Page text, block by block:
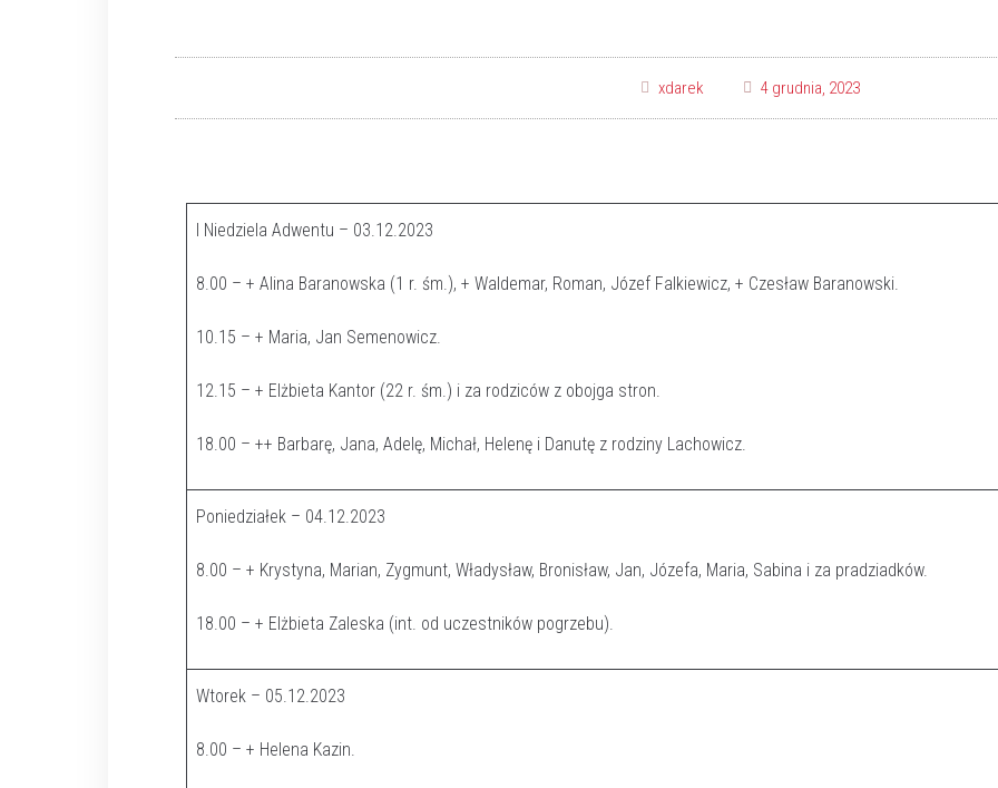
xdarek 4 grudnia, 2023
I Niedziela Adwentu – 03.12.2023
8.00 – + Alina Baranowska (1 r. śm.), + Waldemar, Roman, Józef Falkiewicz, + Czesław Baranowski.
10.15 – + Maria, Jan Semenowicz.
12.15 – + Elżbieta Kantor (22 r. śm.) i za rodziców z obojga stron.
18.00 – ++ Barbarę, Jana, Adelę, Michał, Helenę i Danutę z rodziny Lachowicz.
Poniedziałek – 04.12.2023
8.00 – + Krystyna, Marian, Zygmunt, Władysław, Bronisław, Jan, Józefa, Maria, Sabina i za pradziadków.
18.00 – + Elżbieta Zaleska (int. od uczestników pogrzebu).
Wtorek – 05.12.2023
8.00 – + Helena Kazin.